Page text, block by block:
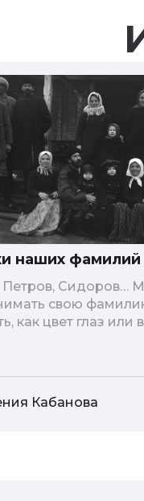
наших фамилий
Петров, Сидоров…
свою
как цвет глаз или
или,
фамилией, и
она может
Кабанова